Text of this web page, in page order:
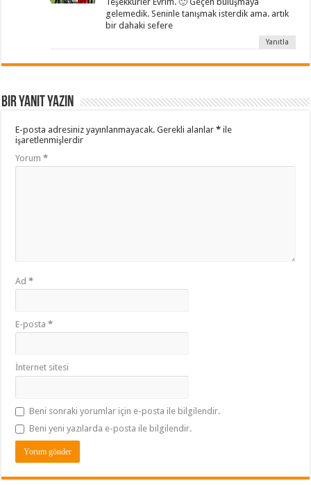
gelemedik. Seninle tanışmak isterdik ama. artık
bir dahaki sefere
Yanıtla
Bir yanıt yazın
E-posta adresiniz yayınlanmayacak. Gerekli alanlar* ile
işaretlenmişlerdir
Yorum*
Ad*
E-posta*
İnternet sitesi
Beni sonraki yorumlar için e-posta ile bilgilendir.
Beni yeni yazılarda e-posta ile bilgilendir.